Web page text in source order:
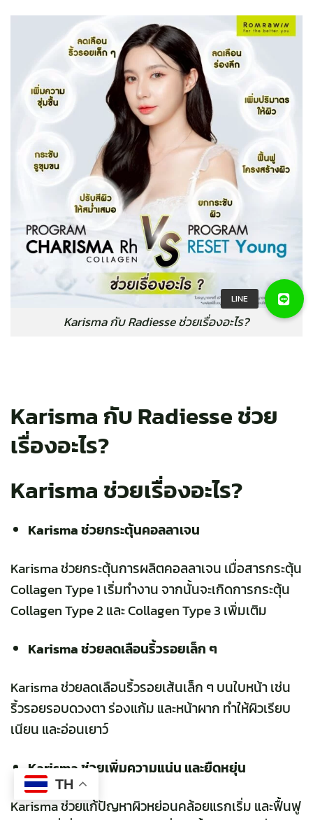
Karisma กับ Radiesse ช่วยเรื่องอะไร?
Karisma กับ Radiesse ช่วย
เรื่องอะไร?
Karisma ช่วยเรื่องอะไร?
Karisma ช่วยกระตุ้นคอลลาเจน
Karisma ช่วยกระตุ้นการผลิตคอลลาเจน เมื่อสารกระตุ้น
Collagen Type 1 เริ่มทำงาน จากนั้นจะเกิดการกระตุ้น
Collagen Type 2 และ Collagen Type 3 เพิ่มเติม
Karisma ช่วยลดเลือนริ้วรอยเล็ก ๆ
Karisma ช่วยลดเลือนริ้วรอยเส้นเล็ก ๆ บนใบหน้า เช่น
ริ้วรอยรอบดวงตา ร่องแก้ม และหน้าผาก ทำให้ผิวเรียบ
เนียน และอ่อนเยาว์
Karisma ช่วยเพิ่มความแน่น และยืดหยุ่น
Karisma ช่วยแก้ปัญหาผิวหย่อนคล้อยแรกเริ่ม และฟื้นฟู
TH